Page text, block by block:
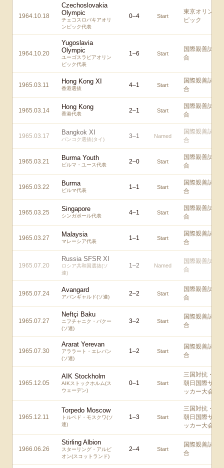
1964.10.18
Czechoslovakia
Olympic
チェコスロバキアオリ
ンピック代表
0–4 Start
東京オリン
ピック
1964.10.20
Yugoslavia
Olympic
ユーゴスラビアオリン
ピック代表
1–6 Start
国際親善試
合
1965.03.11 Hong Kong XI
香港選抜 4–1 Start
国際親善試
合
1965.03.14 Hong Kong
香港代表 2–1 Start
国際親善試
合
1965.03.17 Bangkok XI
バンコク選抜(タイ) 3–1 Named
国際親善試
合
1965.03.21 Burma Youth
ビルマ・ユース代表 2–0 Start
国際親善試
合
1965.03.22 Burma
ビルマ代表 1–1 Start
国際親善試
合
1965.03.25 Singapore
シンガポール代表 4–1 Start
国際親善試
合
1965.03.27 Malaysia
マレーシア代表 1–1 Start
国際親善試
合
1965.07.20
Russia SFSR XI
ロシア共和国選抜(ソ
連)
1–2 Named
国際親善試
合
1965.07.24 Avangard
アバンギャルド(ソ連) 2–2 Start
国際親善試
合
1965.07.27
Neftçi Baku
ニフチャニク・バクー
(ソ連)
3–2 Start
国際親善試
合
1965.07.30
Ararat Yerevan
アララート・エレバン
(ソ連)
1–2 Start
国際親善試
合
1965.12.05
AIK Stockholm
AIKストックホルム(ス
ウェーデン)
0–1 Start
三国対抗・
朝日国際サ
ッカー大会
1965.12.11
Torpedo Moscow
トルペド・モスクワ(ソ
連)
1–3 Start
三国対抗・
朝日国際サ
ッカー大会
1966.06.26
Stirling Albion
スターリング・アルビ
オン(スコットランド)
2–4 Start
国際親善試
合